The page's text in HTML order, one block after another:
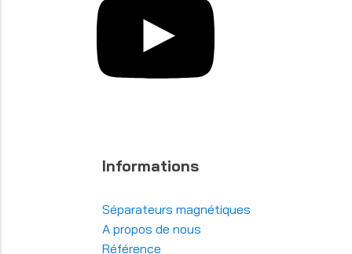
Informations
Séparateurs magnétiques
A propos de nous
Référence